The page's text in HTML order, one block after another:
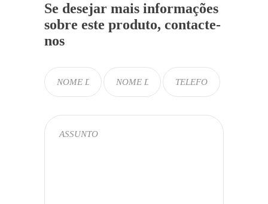
Se desejar mais informações
sobre este produto, contacte-
nos